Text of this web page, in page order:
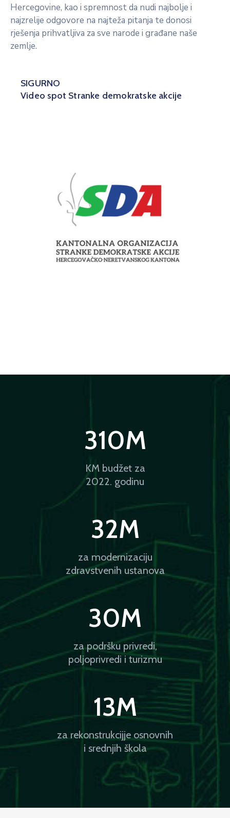
Hercegovine, kao i spremnost da nudi najbolje i
najzrelije odgovore na najteža pitanja te donosi
rješenja prihvatljiva za sve narode i građane naše
zemlje.
SIGURNO
Video spot Stranke demokratske akcije
KM budžet za
2022. godinu
310M
za modernizaciju
zdravstvenih ustanova
32M
za podršku privredi,
poljoprivredi i turizmu
30M
za rekonstrukcijje osnovnih
i srednjih škola
13M